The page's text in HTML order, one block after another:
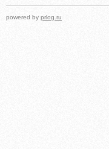
powered by prlog.ru